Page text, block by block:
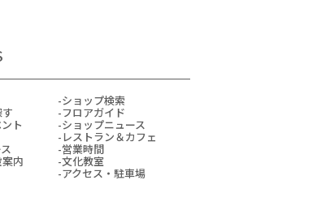
ショップ検索
フロアガイド
ト ショップニュース
レストラン＆カフェ
営業時間
内 文化教室
アクセス・駐車場